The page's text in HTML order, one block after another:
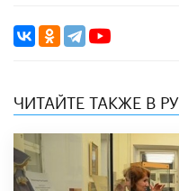
ЧИТАЙТЕ ТАКЖЕ В